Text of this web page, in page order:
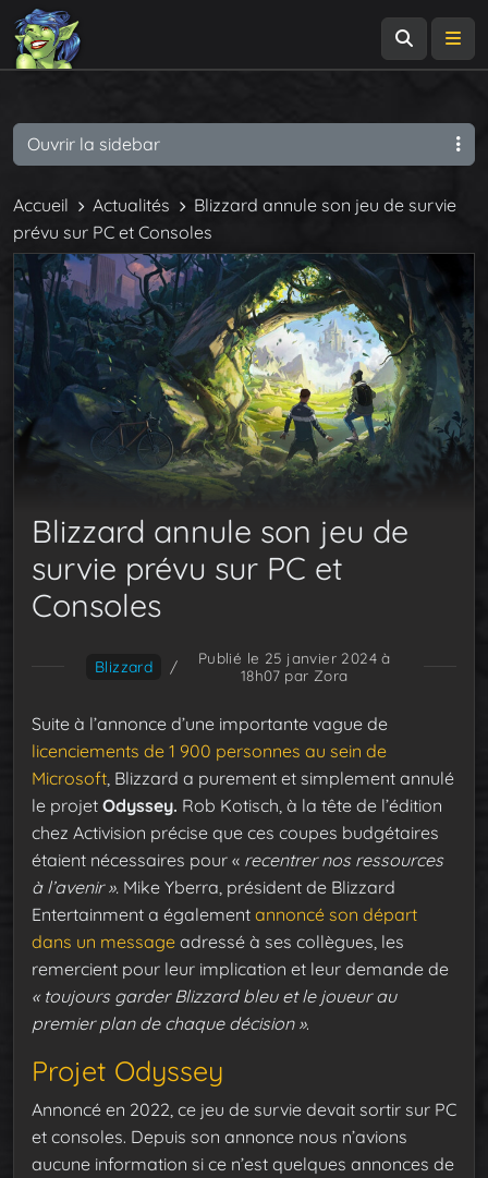
Accueil Actualités
Blizzard annule son jeu de survie
prévu sur PC et Consoles
Blizzard annule son jeu de
survie prévu sur PC et
Consoles
Blizzard /
Publié le 25 janvier 2024 à
18h07 par Zora
Suite à l’annonce d’une importante vague de
licenciements de 1 900 personnes au sein de
Microsoft , Blizzard a purement et simplement annulé
le projet Odyssey. Rob Kotisch, à la tête de l’édition
chez Activision précise que ces coupes budgétaires
étaient nécessaires pour « recentrer nos ressources
à l’avenir ». Mike Yberra, président de Blizzard
Entertainment a également annoncé son départ
dans un message adressé à ses collègues, les
remercient pour leur implication et leur demande de
« toujours garder Blizzard bleu et le joueur au
premier plan de chaque décision ».
Projet Odyssey
Annoncé en 2022, ce jeu de survie devait sortir sur PC
et consoles. Depuis son annonce nous n’avions
aucune information si ce n’est quelques annonces de
Ouvrir la sidebar